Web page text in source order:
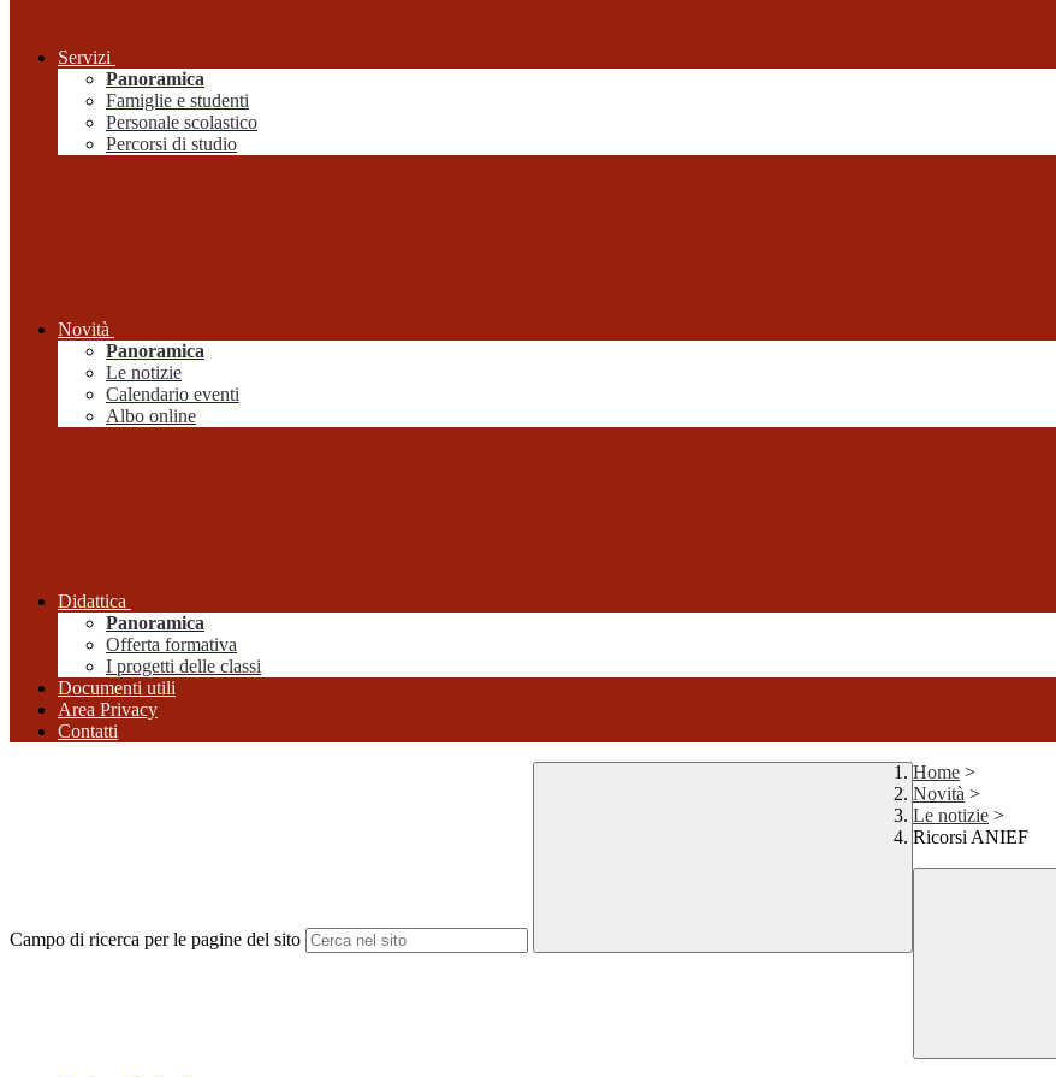
Servizi
Panoramica
Famiglie e studenti
Personale scolastico
Percorsi di studio
Novità
Panoramica
Le notizie
Calendario eventi
Albo online
Didattica
Panoramica
Offerta formativa
I progetti delle classi
Documenti utili
Area Privacy
Contatti
Campo di ricerca per le pagine del sito
Home >
Novità >
Le notizie >
Ricorsi ANIEF